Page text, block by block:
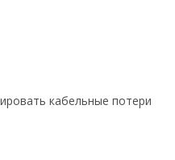
кабельные потери